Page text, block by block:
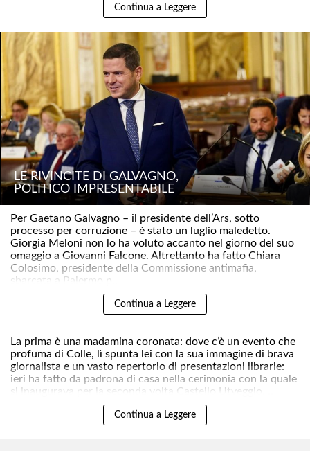
Continua a Leggere
LE RIVINCITE DI GALVAGNO,
POLITICO IMPRESENTABILE
Per Gaetano Galvagno – il presidente dell’Ars, sotto
processo per corruzione – è stato un luglio maledetto.
Giorgia Meloni non lo ha voluto accanto nel giorno del suo
omaggio a Giovanni Falcone. Altrettanto ha fatto Chiara
Colosimo, presidente della Commissione antimafia,
sbarcata a Palermo p..
Continua a Leggere
LE TRE MADAMINE
DELLE NOSTRE FESTE
La prima è una madamina coronata: dove c’è un evento che
profuma di Colle, lì spunta lei con la sua immagine di brava
giornalista e un vasto repertorio di presentazioni librarie:
ieri ha fatto da padrona di casa nella cerimonia con la quale
si inaugurava per la seconda volta Castello Utveggio. ..
Continua a Leggere